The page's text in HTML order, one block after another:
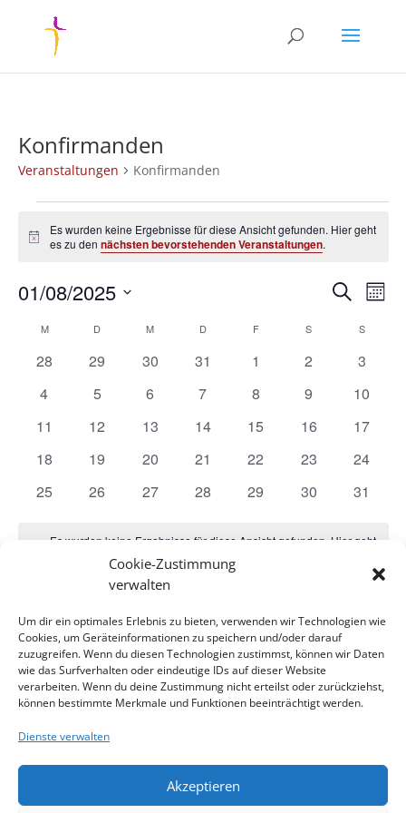
Cookie-Zustimmung
verwalten
Um dir ein optimales Erlebnis zu bieten, verwenden wir Technologien wie
Cookies, um Geräteinformationen zu speichern und/oder darauf
zuzugreifen. Wenn du diesen Technologien zustimmst, können wir Daten
wie das Surfverhalten oder eindeutige IDs auf dieser Website
verarbeiten. Wenn du deine Zustimmung nicht erteilst oder zurückziehst,
können bestimmte Merkmale und Funktionen beeinträchtigt werden.
Dienste verwalten
Akzeptieren
Konfirmanden
Veranstaltungen Konfirmanden
Veranstaltungen
Hinweis
Es wurden keine Ergebnisse für diese Ansicht gefunden. Hier geht
es zu dennächsten bevorstehenden Veranstaltungen.
und
Suche
01/08/2025
wählen.
Kalender
von
MMONTAG D DIENSTAGM MITTWOCH
DDONNERSTAG
FFREITAG S SAMSTAGS
0
28
0
29
0
30
0
31
0
1
0
2
0
3
0
4
0
5
0
6
0
7
0
8
0
9
0
10
0
11
0
12
0
13
0
14
0
15
0
16
0
17
0
18
0
19
0
20
0
21
0
22
0
23
0
24
0
25
0
26
0
27
0
28
0
29
0
30
0
31
Es wurden keine Ergebnisse für diese Ansicht gefunden. Hier geht
nächsten bevorstehenden Veranstaltungen
Juli Dieser Monat Sep.
Kalender abonnieren